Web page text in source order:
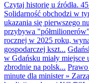
Czytaj historię u źródła.
Solidarność obchodzi w
ukazania się pierwszego
przybywa
rocznej w 2025 roku,
gospodarczej kszt...
w Gdańsku miały miejsce
zbrodnie na polsk...
minute dla minister»